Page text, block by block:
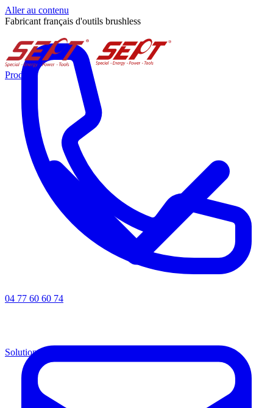
Aller au contenu
Fabricant français d'outils brushless
04 77 60 60 74
Produits
Solutions